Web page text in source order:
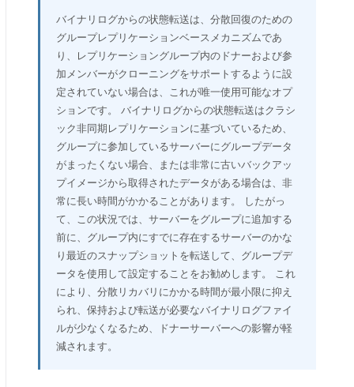
バイナリログからの状態転送は、分散回復のための
グループレプリケーションベースメカニズムであ
り、レプリケーショングループ内のドナーおよび参
加メンバーがクローニングをサポートするように設
定されていない場合は、これが唯一使用可能なオプ
ションです。 バイナリログからの状態転送はクラシ
ック非同期レプリケーションに基づいているため、
グループに参加しているサーバーにグループデータ
がまったくない場合、または非常に古いバックアッ
プイメージから取得されたデータがある場合は、非
常に長い時間がかかることがあります。 したがっ
て、この状況では、サーバーをグループに追加する
前に、グループ内にすでに存在するサーバーのかな
り最近のスナップショットを転送して、グループデ
ータを使用して設定することをお勧めします。 これ
により、分散リカバリにかかる時間が最小限に抑え
られ、保持および転送が必要なバイナリログファイ
ルが少なくなるため、ドナーサーバーへの影響が軽
減されます。